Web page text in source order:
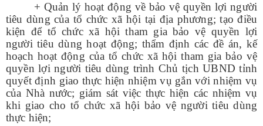
+ Quản lý hoạt động về bảo vệ quyền lợi người
tiêu dùng của tổ chức xã hội tại địa phương; tạo điều
kiện để tổ chức xã hội tham gia bảo vệ quyền lợi
người tiêu dùng hoạt động; thẩm định các đề án, kế
hoạch hoạt động của tổ chức xã hội tham gia bảo vệ
quyền lợi người tiêu dùng trình Chủ tịch UBND tỉnh
quyết định giao thực hiện nhiệm vụ gắn với nhiệm vụ
của Nhà nước; giám sát việc thực hiện các nhiệm vụ
khi giao cho tổ chức xã hội bảo vệ người tiêu dùng
thực hiện;